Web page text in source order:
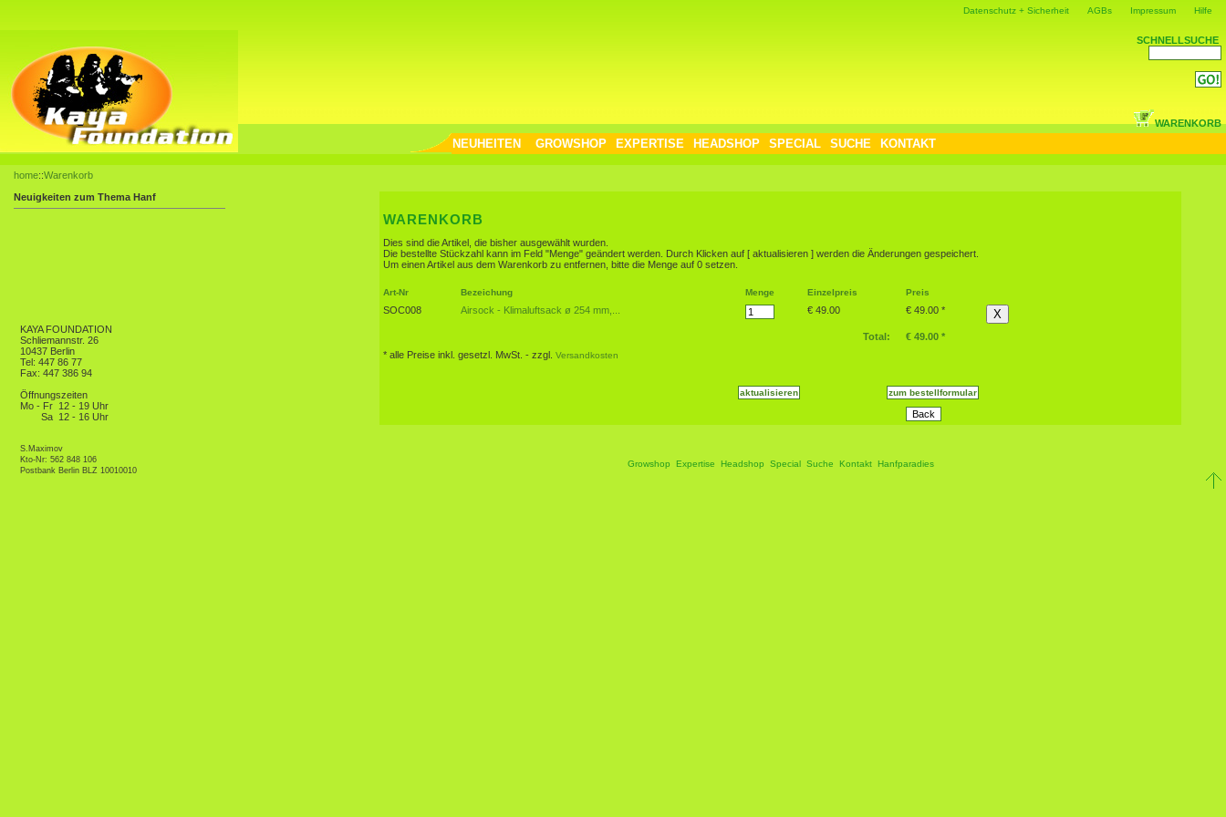
Datenschutz + Sicherheit AGBs Impressum Hilfe
SCHNELLSUCHE
WARENKORB
NEUHEITEN GROWSHOP EXPERTISE HEADSHOP SPECIAL SUCHE KONTAKT
home::Warenkorb
Neuigkeiten zum Thema Hanf
WARENKORB
Dies sind die Artikel, die bisher ausgewählt wurden.
Die bestellte Stückzahl kann im Feld "Menge" geändert werden. Durch Klicken auf [ aktualisieren ] werden die Änderungen gespeichert.
Um einen Artikel aus dem Warenkorb zu entfernen, bitte die Menge auf 0 setzen.
Art-Nr Bezeichung Menge Einzelpreis Preis
SOC008 Airsock - Klimaluftsack ø 254 mm,... € 49.00 € 49.00 * X
Total:
€ 49.00 *
* alle Preise inkl. gesetzl. MwSt. - zzgl. Versandkosten
KAYA FOUNDATION
Schliemannstr. 26
10437 Berlin
Tel: 447 86 77
Fax: 447 386 94
Öffnungszeiten
Mo - Fr 12 - 19 Uhr
Sa 12 - 16 Uhr
S.Maximov
Kto-Nr: 562 848 106
Postbank Berlin BLZ 10010010
Growshop Expertise Headshop Special Suche Kontakt Hanfparadies